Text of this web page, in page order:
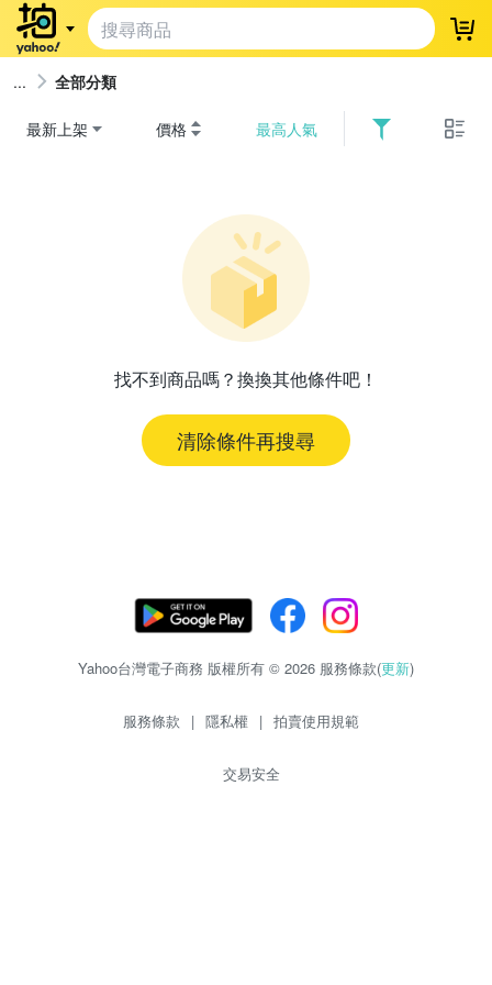
登
全部分類
最新上架 價格 最高人氣
找不到商品嗎？換換其他條件吧！
清除條件再搜尋
Yahoo台灣電子商務 版權所有 © 2026 服務條款(更新)
服務條款 | 隱私權 | 拍賣使用規範
交易安全